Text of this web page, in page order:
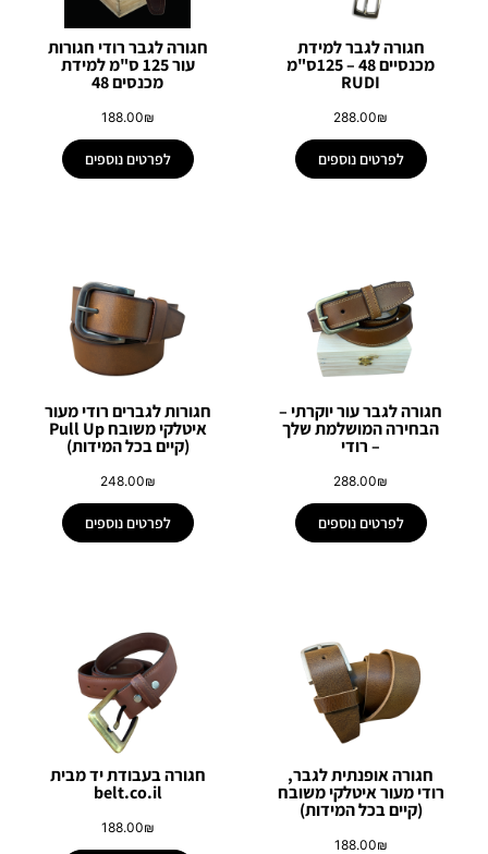
חגורה לגבר למידת
מכנסיים 48 – 125ס"מ
RUDI
288.00₪
לפרטים נוספים
חגורה לגבר רודי חגורות
עור 125 ס"מ למידת
מכנסים 48
188.00₪
לפרטים נוספים
חגורה לגבר עור יוקרתי –
הבחירה המושלמת שלך
– רודי
288.00₪
לפרטים נוספים
חגורות לגברים רודי מעור
איטלקי משובח Pull Up
(קיים בכל המידות)
248.00₪
לפרטים נוספים
חגורה אופנתית לגבר,
רודי מעור איטלקי משובח
(קיים בכל המידות)
188.00₪
חגורה בעבודת יד מבית
belt.co.il
188.00₪